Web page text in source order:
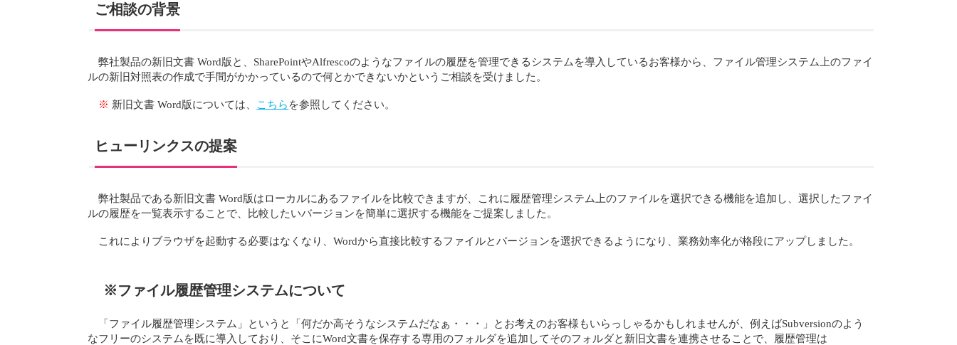
ご相談の背景
弊社製品の新旧文書 Word版と、SharePointやAlfrescoのようなファイルの履歴を管理できるシステムを導入しているお客様から、ファイル管理システム上のファイ
ルの新旧対照表の作成で手間がかかっているので何とかできないかというご相談を受けました。
※ 新旧文書 Word版については、 こちら を参照してください。
ヒューリンクスの提案
弊社製品である新旧文書 Word版はローカルにあるファイルを比較できますが、これに履歴管理システム上のファイルを選択できる機能を追加し、選択したファイ
ルの履歴を一覧表示することで、比較したいバージョンを簡単に選択する機能をご提案しました。
これによりブラウザを起動する必要はなくなり、Wordから直接比較するファイルとバージョンを選択できるようになり、業務効率化が格段にアップしました。
※ファイル履歴管理システムについて
「ファイル履歴管理システム」というと「何だか高そうなシステムだなぁ・・・」とお考えのお客様もいらっしゃるかもしれませんが、例えばSubversionのよう
なフリーのシステムを既に導入しており、そこにWord文書を保存する専用のフォルダを追加してそのフォルダと新旧文書を連携させることで、履歴管理は